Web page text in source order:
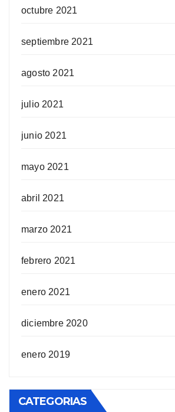
octubre 2021
septiembre 2021
agosto 2021
julio 2021
junio 2021
mayo 2021
abril 2021
marzo 2021
febrero 2021
enero 2021
diciembre 2020
enero 2019
CATEGORIAS